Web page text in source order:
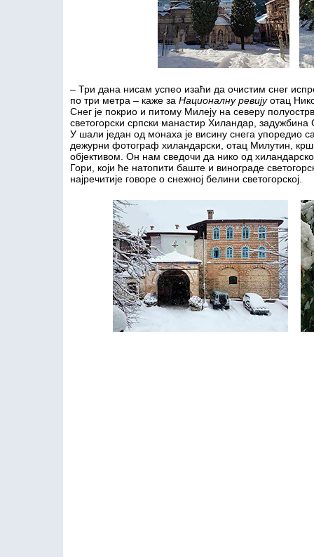
– Три дана нисам успео изаћи да очистим снег
по три метра – каже за Националну ревијуотац
Снег је покрио и питому Милеју на северу
светогорски српски манастир Хиландар,
У шали један од монаха је висину снега упоредио
дежурни фотограф хиландарски, отац Милутин,
објективом. Он нам сведочи да нико од
Гори, који ће натопити баште и винограде
најречитије говоре о снежној белини светогорској.